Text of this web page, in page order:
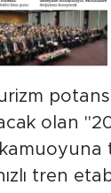
olan
tren